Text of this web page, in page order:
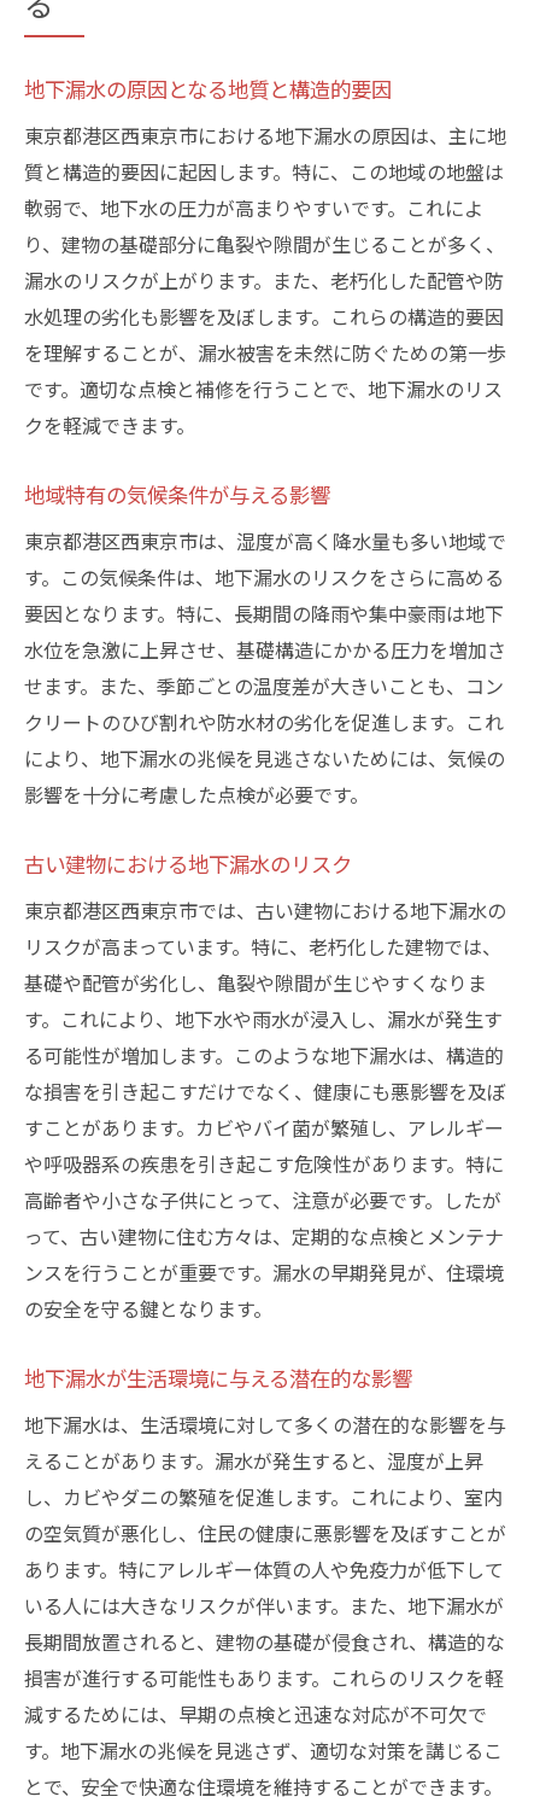
地下漏水の初期兆候を見逃さない方法
視覚的な確認ポイントとその重要性
音や異臭による地下漏水の検知方法
水道メーターの変化を使った漏水チェック
湿度計を使った漏水の早期発見
専門的な診断機器を用いた漏水検出
地下漏水が進行すると建物に与える深刻なダメ
ージとは
基礎構造の劣化とその影響
建物全体の耐久性への影響
地下漏水が引き起こす健康問題
修理費用の増大と予防の重要性
長期的な視点で見る地下漏水のリスク
地下漏水を未然に防ぐ具体的な予防策とは
防水工事とその効果的な実施方法
定期的なメンテナンスの重要性と方法
環境に適した建材の選び方
効果的な換気の確保
専門家による定期点検とその利点
地下漏水の兆候を見逃さないために定期点検の
重要性
定期点検の頻度とその理由
素人でもできる簡単なチェック方法
専門業者による点検の利点
点検時に発見された問題の迅速な対応方法
点検記録の重要性と管理方法
定期点検を習慣化するためのヒント
東京都港区西東京市での地下漏水事例から学ぶ
教訓
成功した対策事例とその効果
失敗した事例から学ぶ予防策の重要性
地域の特性に応じた具体的な対策
事例から見る住民の協力の大切さ
他地域の事例から得られるインスピレーシ
ョン
専門業者と協力して地下漏水対策を強化しよう
信頼できる専門業者の選び方
業者とのコミュニケーションとその重要性
専門的なアドバイスを活かした対策強化
契約書で確認すべきポイント
地下漏水の原因となる地質と構造的要因
東京都港区西東京市における地下漏水の原因は、主に地
質と構造的要因に起因します。特に、この地域の地盤は
軟弱で、地下水の圧力が高まりやすいです。これによ
り、建物の基礎部分に亀裂や隙間が生じることが多く、
漏水のリスクが上がります。また、老朽化した配管や防
水処理の劣化も影響を及ぼします。これらの構造的要因
を理解することが、漏水被害を未然に防ぐための第一歩
です。適切な点検と補修を行うことで、地下漏水のリス
クを軽減できます。
地域特有の気候条件が与える影響
東京都港区西東京市は、湿度が高く降水量も多い地域で
す。この気候条件は、地下漏水のリスクをさらに高める
要因となります。特に、長期間の降雨や集中豪雨は地下
水位を急激に上昇させ、基礎構造にかかる圧力を増加さ
せます。また、季節ごとの温度差が大きいことも、コン
クリートのひび割れや防水材の劣化を促進します。これ
により、地下漏水の兆候を見逃さないためには、気候の
影響を十分に考慮した点検が必要です。
古い建物における地下漏水のリスク
東京都港区西東京市では、古い建物における地下漏水の
リスクが高まっています。特に、老朽化した建物では、
基礎や配管が劣化し、亀裂や隙間が生じやすくなりま
す。これにより、地下水や雨水が浸入し、漏水が発生す
る可能性が増加します。このような地下漏水は、構造的
な損害を引き起こすだけでなく、健康にも悪影響を及ぼ
すことがあります。カビやバイ菌が繁殖し、アレルギー
や呼吸器系の疾患を引き起こす危険性があります。特に
高齢者や小さな子供にとって、注意が必要です。したが
って、古い建物に住む方々は、定期的な点検とメンテナ
ンスを行うことが重要です。漏水の早期発見が、住環境
の安全を守る鍵となります。
地下漏水が生活環境に与える潜在的な影響
地下漏水は、生活環境に対して多くの潜在的な影響を与
えることがあります。漏水が発生すると、湿度が上昇
し、カビやダニの繁殖を促進します。これにより、室内
の空気質が悪化し、住民の健康に悪影響を及ぼすことが
あります。特にアレルギー体質の人や免疫力が低下して
いる人には大きなリスクが伴います。また、地下漏水が
長期間放置されると、建物の基礎が侵食され、構造的な
損害が進行する可能性もあります。これらのリスクを軽
減するためには、早期の点検と迅速な対応が不可欠で
す。地下漏水の兆候を見逃さず、適切な対策を講じるこ
とで、安全で快適な住環境を維持することができます。